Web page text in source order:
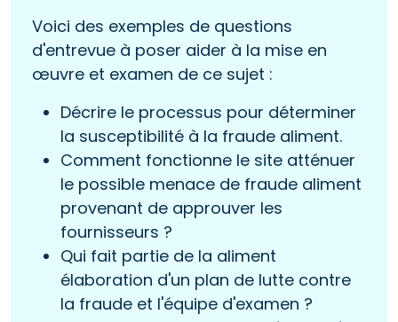
Voici des exemples de questions
d'entrevue à poser aider à la mise en
œuvre et examen de ce sujet :
Décrire le processus pour déterminer
la susceptibilité à la fraude aliment.
Comment fonctionne le site atténuer
le possible menace de fraude aliment
provenant de approuver les
fournisseurs ?
Qui fait partie de la aliment
élaboration d'un plan de lutte contre
la fraude et l'équipe d'examen ?